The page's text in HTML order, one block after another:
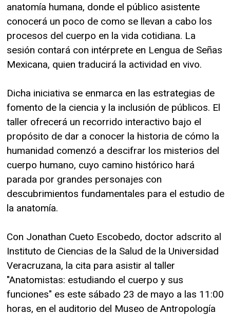
anatomía humana, donde el público asistente
conocerá un poco de como se llevan a cabo los
procesos del cuerpo en la vida cotidiana. La
sesión contará con intérprete en Lengua de Señas
Mexicana, quien traducirá la actividad en vivo.
Dicha iniciativa se enmarca en las estrategias de
fomento de la ciencia y la inclusión de públicos. El
taller ofrecerá un recorrido interactivo bajo el
propósito de dar a conocer la historia de cómo la
humanidad comenzó a descifrar los misterios del
cuerpo humano, cuyo camino histórico hará
parada por grandes personajes con
descubrimientos fundamentales para el estudio de
la anatomía.
Con Jonathan Cueto Escobedo, doctor adscrito al
Instituto de Ciencias de la Salud de la Universidad
Veracruzana, la cita para asistir al taller
"Anatomistas: estudiando el cuerpo y sus
funciones" es este sábado 23 de mayo a las 11:00
horas, en el auditorio del Museo de Antropología